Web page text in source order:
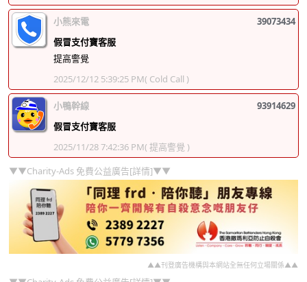
小熊來電
39073434
假冒支付寶客服
提高警覺
2025/12/12 5:39:25 PM( Cold Call )
小鴨幹線
93914629
假冒支付寶客服
2025/11/28 7:42:36 PM( 提高警覺 )
▼▼Charity-Ads 免費公益廣告[詳情]▼▼
▲▲刊登廣告機構與本網站全無任何立場關係▲▲